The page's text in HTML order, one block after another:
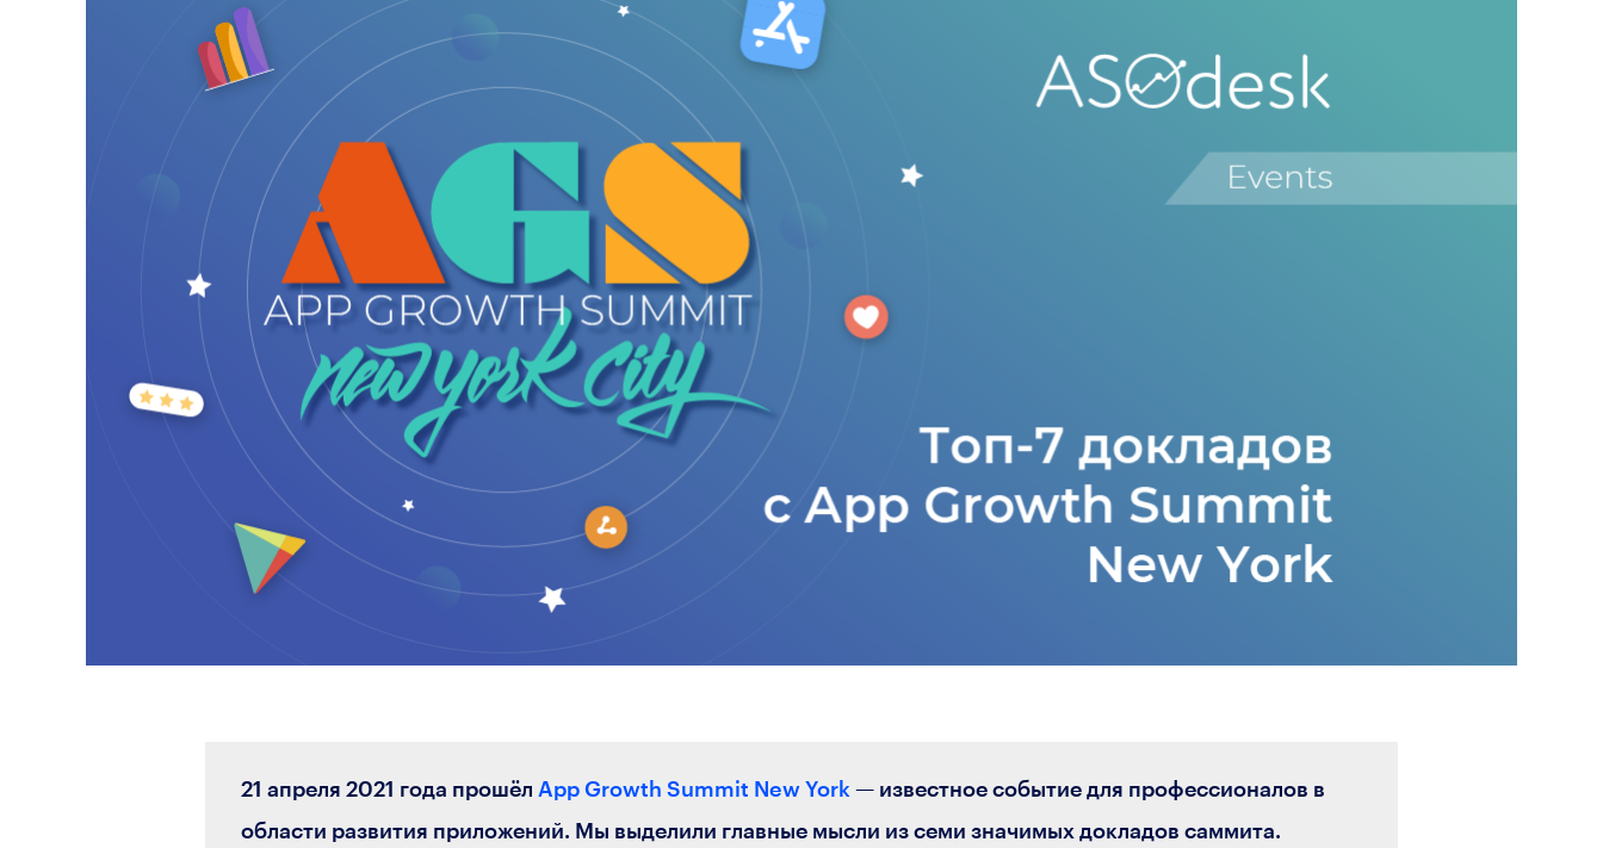
21 апреля 2021 года прошёл App Growth Summit New York— известное событие для профессионалов в
области развития приложений. Мы выделили главные мысли из семи значимых докладов саммита.